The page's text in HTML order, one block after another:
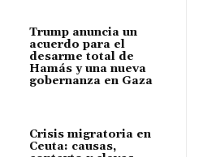
Trump anuncia un
acuerdo para el
desarme total de
Hamás y una nueva
gobernanza en Gaza
Crisis migratoria en
Ceuta: causas,